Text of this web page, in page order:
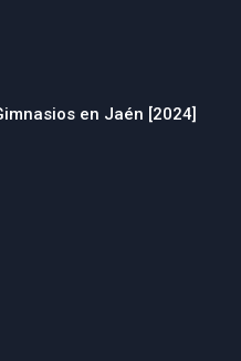
en Jaén [2024]